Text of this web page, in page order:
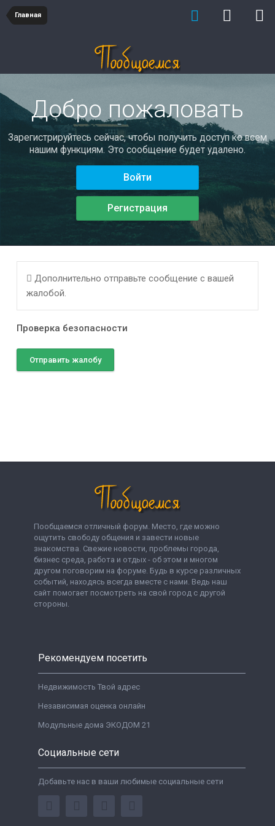
Главная
Добро пожаловать
Зарегистрируйтесь сейчас, чтобы получить доступ ко всем
нашим функциям. Это сообщение будет удалено.
Войти
Регистрация
Дополнительно отправьте сообщение с вашей
жалобой.
Проверка безопасности
Отправить жалобу
Пообщаемся отличный форум. Место, где можно
ощутить свободу общения и завести новые
знакомства. Свежие новости, проблемы города,
бизнес среда, работа и отдых - об этом и многом
другом поговорим на форуме. Будь в курсе различных
событий, находясь всегда вместе с нами. Ведь наш
сайт помогает посмотреть на свой город с другой
стороны.
Рекомендуем посетить
Недвижимость Твой адрес
Независимая оценка онлайн
Модульные дома ЭКОДОМ 21
Социальные сети
Добавьте нас в ваши любимые социальные сети